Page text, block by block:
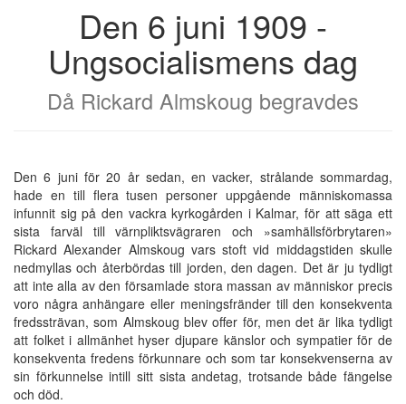
Den 6 juni 1909 -
Ungsocialismens dag
Då Rickard Almskoug begravdes
Den 6 juni för 20 år sedan, en vacker, strålande sommardag,
hade en till flera tusen personer uppgående människomassa
infunnit sig på den vackra kyrkogården i Kalmar, för att säga ett
sista farväl till värnpliktsvägraren och »samhällsförbrytaren»
Rickard Alexander Almskoug vars stoft vid middagstiden skulle
nedmyllas och återbördas till jorden, den dagen. Det är ju tydligt
att inte alla av den församlade stora massan av människor precis
voro några anhängare eller meningsfränder till den konsekventa
fredssträvan, som Almskoug blev offer för, men det är lika tydligt
att folket i allmänhet hyser djupare känslor och sympatier för de
konsekventa fredens förkunnare och som tar konsekvenserna av
sin förkunnelse intill sitt sista andetag, trotsande både fängelse
och död.